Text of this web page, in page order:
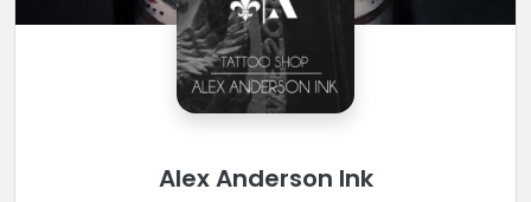
Alex Anderson Ink